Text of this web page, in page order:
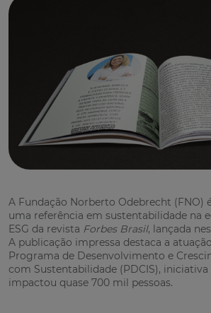
A Fundação Norberto Odebrecht (FNO)
uma referência em sustentabilidade na
ESG da revista Forbes Brasil, lançada
A publicação impressa destaca a
Programa de Desenvolvimento e
com Sustentabilidade (PDCIS), iniciativa
impactou quase 700 mil pessoas.